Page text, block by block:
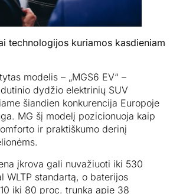
technologijos kuriamos kasdieniam
modelis – „MGS6 EV“ –
dydžio elektrinių SUV
šiandien konkurencija Europoje
MG šį modelį pozicionuoja kaip
ir praktiškumo derinį
įkrova gali nuvažiuoti iki 530
WLTP standartą, o baterijos
iki 80 proc. trunka apie 38